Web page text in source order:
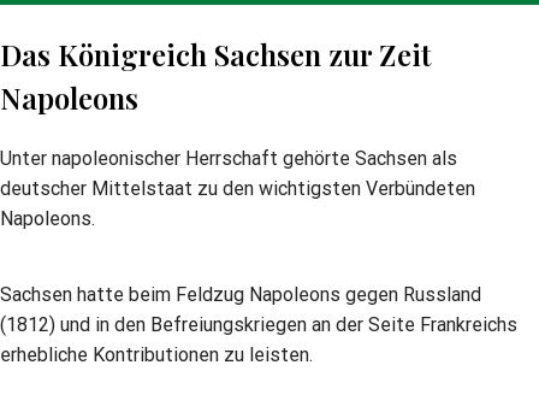
Das Königreich Sachsen zur Zeit
Napoleons
Unter napoleonischer Herrschaft gehörte Sachsen als
deutscher Mittelstaat zu den wichtigsten Verbündeten
Napoleons.
Sachsen hatte beim Feldzug Napoleons gegen Russland
(1812) und in den Befreiungskriegen an der Seite Frankreichs
erhebliche Kontributionen zu leisten.